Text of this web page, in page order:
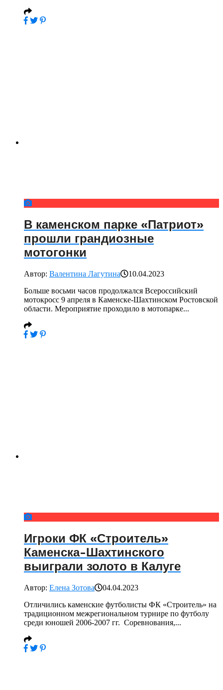
В каменском парке «Патриот»
прошли грандиозные
мотогонки
Автор: Валентина Лагутина
10.04.2023
Больше восьми часов продолжался Всероссийский
мотокросс 9 апреля в Каменске-Шахтинском Ростовской
области. Мероприятие проходило в мотопарке...
Игроки ФК «Строитель»
Каменска-Шахтинского
выиграли золото в Калуге
Автор: Елена Зотова
04.04.2023
Отличились каменские футболисты ФК «Строитель» на
традиционном межрегиональном турнире по футболу
среди юношей 2006-2007 гг. Соревнования,...